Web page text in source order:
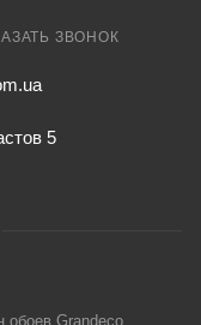
ЗВОНОК
5
обоев Grandeco